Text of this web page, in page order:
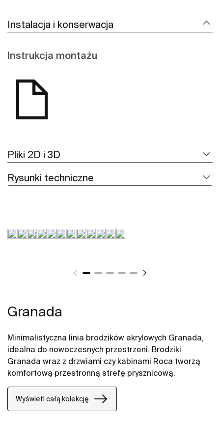
Instalacja i konserwacja
Instrukcja montażu
Pliki 2D i 3D
Rysunki techniczne
Granada
Minimalistyczna linia brodzików akrylowych Granada,
idealna do nowoczesnych przestrzeni. Brodziki
Granada wraz z drzwiami czy kabinami Roca tworzą
komfortową przestronną strefę prysznicową.
Wyświetl całą kolekcję